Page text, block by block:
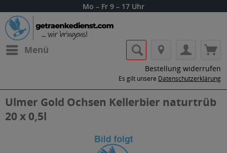
Mo – Fr 9 – 17 Uhr
Menü
Bestellung widerrufen
Es gilt unsere Datenschutzerklärung
Ulmer Gold Ochsen Kellerbier naturtrüb
20 x 0,5l